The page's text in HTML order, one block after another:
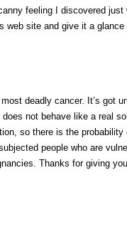
feeling I discovered
web site and give it a
deadly cancer. It’s got
not behave like a real
so there is the
people who are
Thanks for giving